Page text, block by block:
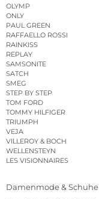
OLYMP
ONLY
PAUL GREEN
RAFFAELLO ROSSI
RAINKISS
REPLAY
SAMSONITE
SATCH
SMEG
STEP BY STEP
TOM FORD
TOMMY HILFIGER
TRIUMPH
VEJA
VILLEROY & BOCH
WELLENSTEYN
LES VISIONNAIRES
Damenmode & Schuhe